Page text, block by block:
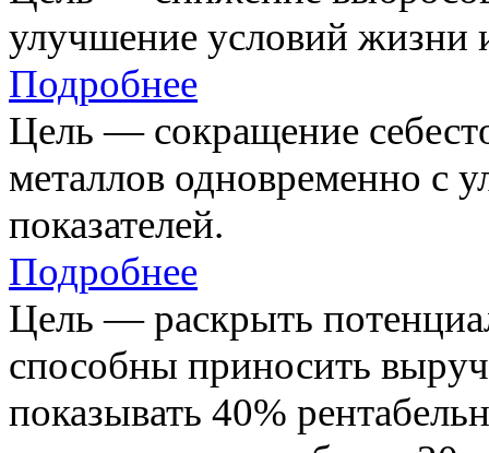
улучшение условий жизни
Подробнее
Цель — сокращение
металлов одновременно с
показателей.
Подробнее
Цель — раскрыть
способны приносить
показывать 40%